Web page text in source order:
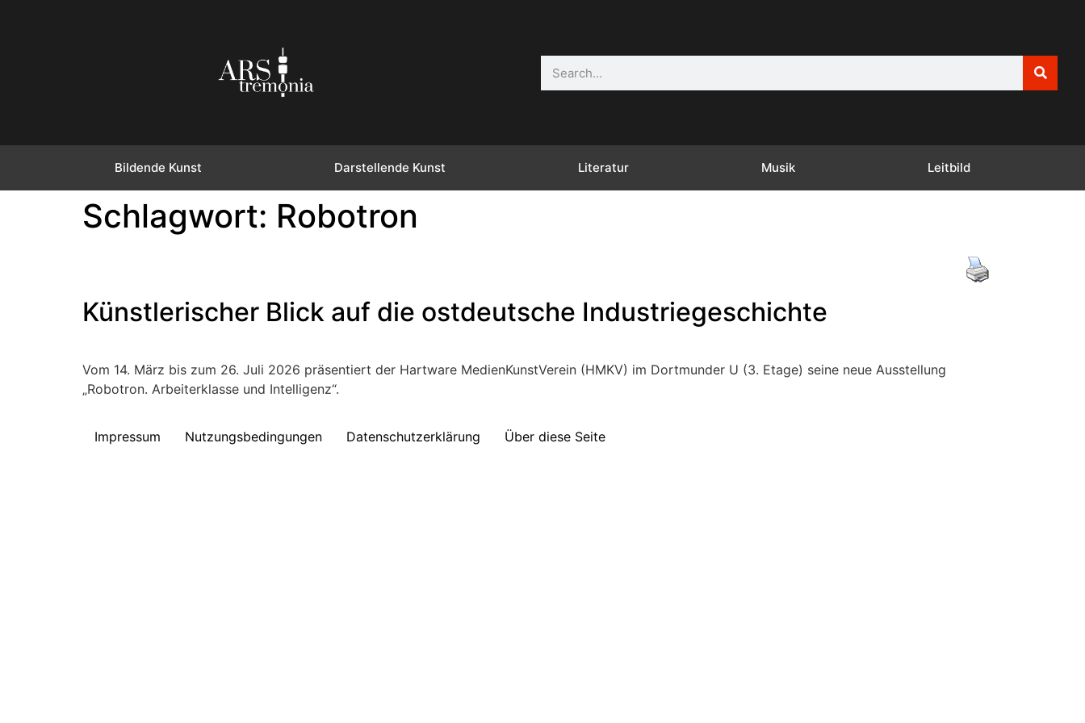
Bildende Kunst Darstellende Kunst Literatur Musik Leitbild
Schlagwort: Robotron
Künstlerischer Blick auf die ostdeutsche Industriegeschichte
Vom 14. März bis zum 26. Juli 2026 präsentiert der Hartware MedienKunstVerein (HMKV) im Dortmunder U (3. Etage) seine neue Ausstellung
„Robotron. Arbeiterklasse und Intelligenz“.
Impressum Nutzungsbedingungen Datenschutzerklärung Über diese Seite